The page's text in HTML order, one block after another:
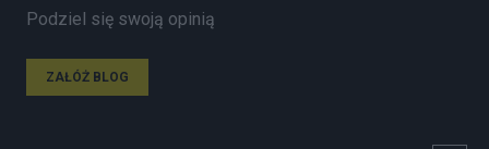
Podziel się swoją opinią
ZAŁÓŻ BLOG